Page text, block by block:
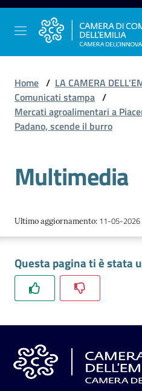
Vai al contenuto
Vai alla navigazione
Vai al footer
La
l'impresa
Promuovere
l'impresa
il
Tutelare
l'Impresa
Home / LA CAMERA
Comunicati stampa /
Mercati agroalimentari a
Padano, scende il burro
Multimedia
Ultimo aggiornamento: 11-05-2026
Questa pagina ti è stata